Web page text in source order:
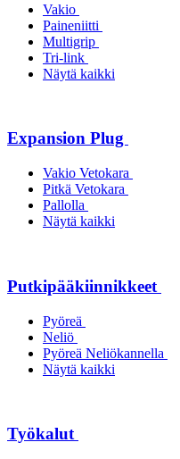
Vakio
Paineniitti
Multigrip
Tri-link
Näytä kaikki
Expansion Plug
Vakio Vetokara
Pitkä Vetokara
Pallolla
Näytä kaikki
Putkipääkiinnikkeet
Pyöreä
Neliö
Pyöreä Neliökannella
Näytä kaikki
Työkalut